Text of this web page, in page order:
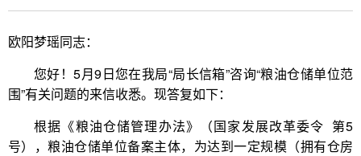
欧阳梦瑶同志：
您好！5月9日您在我局“局长信箱”咨询“粮油仓储单位范
围”有关问题的来信收悉。现答复如下：
根据《粮油仓储管理办法》（国家发展改革委令 第5
号），粮油仓储单位备案主体，为达到一定规模（拥有仓房